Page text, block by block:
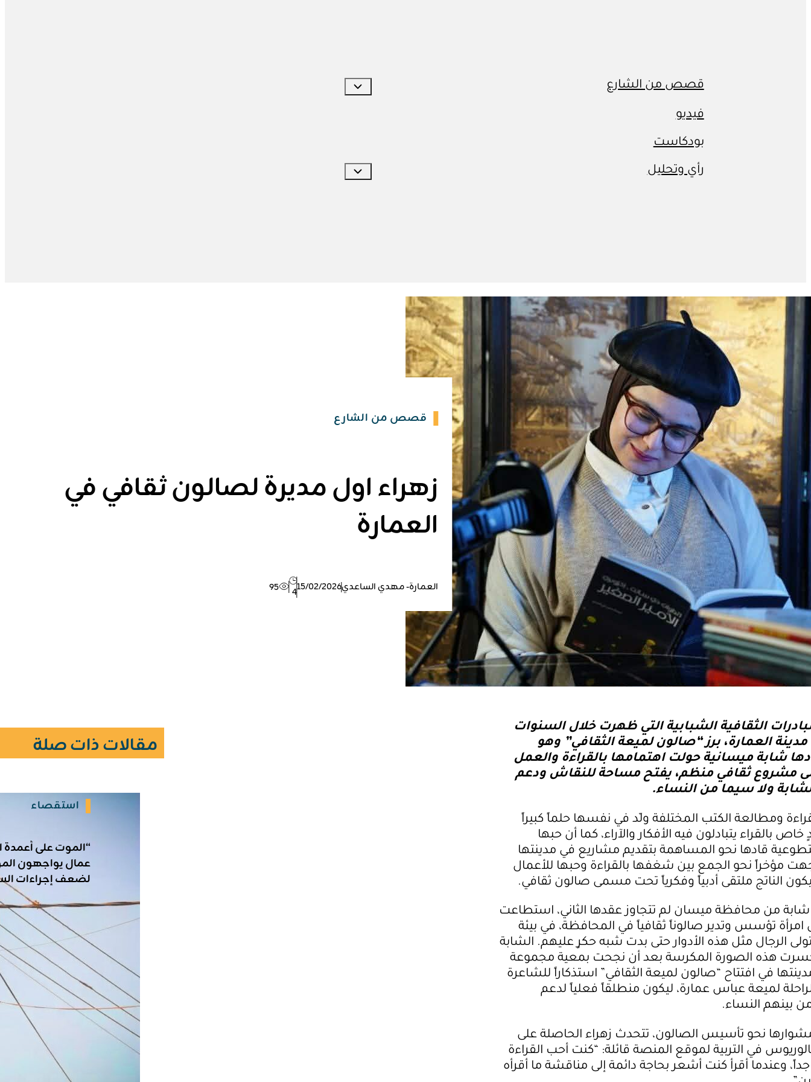
قصص من الشارع
فيديو
بودكاست
رأي وتحليل
قصص من الشارع
زهراء اول مديرة لصالون ثقافي في
العمارة
العمارة- مهدي الساعدي15/02/2026
4
95
الثقافية الشبابية التي ظهرت خلال السنوات
مدينة العمارة، برز “صالون لميعة الثقافي” وهو
شابة ميسانية حولت اهتمامها بالقراءة والعمل
مشروع ثقافي منظم، يفتح مساحة للنقاش ودعم
ولا سيما من النساء.
ومطالعة الكتب المختلفة ولّد في نفسها حلماً كبيراً
بالقراء يتبادلون فيه الأفكار والآراء، كما أن حبها
قادها نحو المساهمة بتقديم مشاريع في مدينتها
مؤخراً نحو الجمع بين شغفها بالقراءة وحبها للأعمال
الناتج ملتقى أدبياً وفكرياً تحت مسمى صالون ثقافي.
شابة من محافظة ميسان لم تتجاوز عقدها الثاني، استطاعت
امرأة تؤسس وتدير صالوناً ثقافياً في المحافظة، في بيئة
الرجال مثل هذه الأدوار حتى بدت شبه حكرٍ عليهم. الشابة
كسرت هذه الصورة المكرسة بعد أن نجحت بمعية مجموعة
في افتتاح “صالون لميعة الثقافي” استذكاراً للشاعرة
لميعة عباس عمارة، ليكون منطلقاً فعلياً لدعم
بينهم النساء.
نحو تأسيس الصالون، تتحدث زهراء الحاصلة على
في التربية لموقع المنصة قائلة: “كنت أحب القراءة
جداً، وعندما أقرأ كنت أشعر بحاجة دائمة إلى مناقشة ما أقرأه
مقالات ذات صلة
استقصاء
“الموت على أعمدة
عمال يواجهون
لضعف إجراءات